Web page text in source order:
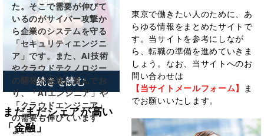
た。そこで需要が伸びて
いるのがサイバー攻撃か
ら企業のシステムを守る
「セキュリティエンジニ
ア」です。また、AI技術
やクラウドテクノロジー
の開発が急速に進んでお
り、「AIエンジニア」や
「クラウドエンジニア」
の需要も伸びています
よ。
続きを読む
まだまだシェアが高い
「金融」
東京で働きたい人のために、あ
らゆる情報をまとめたサイトで
す。当サイトを参考にしなが
ら、転職の準備を進めていきま
しょう。なお、当サイトへのお
問い合わせは
【当サイトメールフォーム】 ま
でお願いいたします。